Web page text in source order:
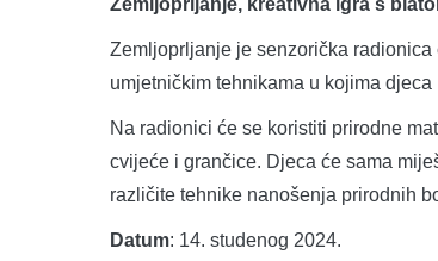
Zemljoprljanje je senzorička
umjetničkim tehnikama u kojima
Na radionici će se koristiti prirodne
cvijeće i grančice. Djeca će sama
različite tehnike nanošenja prirodnih
Datum: 14. studenog 2024.